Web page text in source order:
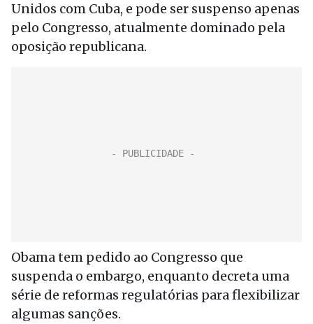
Unidos com Cuba, e pode ser suspenso apenas
pelo Congresso, atualmente dominado pela
oposição republicana.
Obama tem pedido ao Congresso que
suspenda o embargo, enquanto decreta uma
série de reformas regulatórias para flexibilizar
algumas sanções.